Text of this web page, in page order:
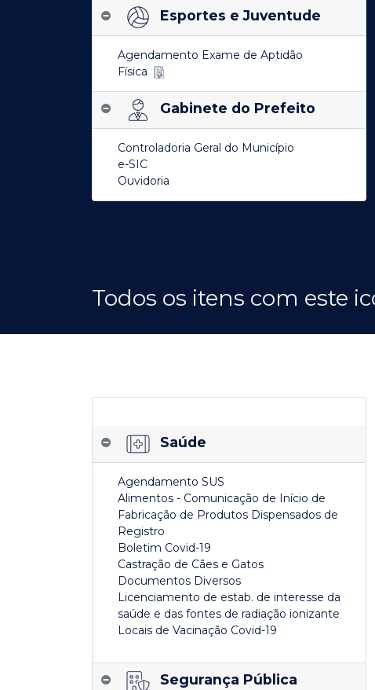
Esportes e Juventude
Agendamento Exame de Aptidão
Física
Gabinete do Prefeito
Controladoria Geral do Município
e-SIC
Ouvidoria
Todos os itens com este
Saúde
Agendamento SUS
Alimentos - Comunicação de Início de
Fabricação de Produtos Dispensados de
Registro
Boletim Covid-19
Castração de Cães e Gatos
Documentos Diversos
Licenciamento de estab. de interesse da
saúde e das fontes de radiação ionizante
Locais de Vacinação Covid-19
Segurança Pública